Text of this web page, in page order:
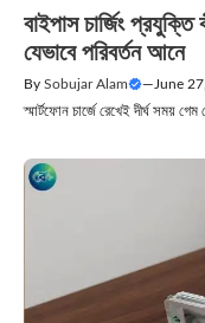
বাইপাস চার্জিং প্রযুক্তি
যেভাবে পরিবর্তন আনে
By Sobujar Alam — June
স্মার্টফোন চার্জে রেখেই দীর্ঘ সময়